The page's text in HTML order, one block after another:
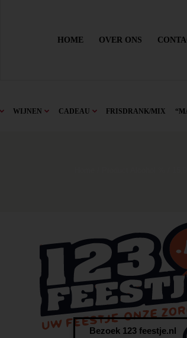
HOME OVER ONS
WIJNEN CADEAU FRISDRANK/MIX
Bezoek 123 feestje.nl